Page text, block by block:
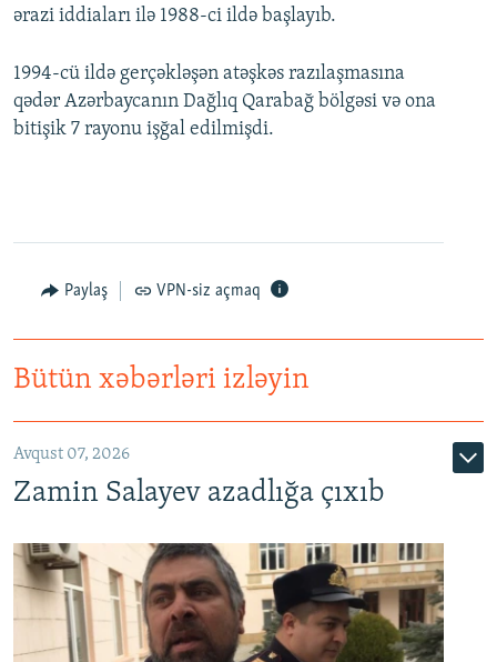
ərazi iddiaları ilə 1988-ci ildə başlayıb.
1994-cü ildə gerçəkləşən atəşkəs razılaşmasına
qədər Azərbaycanın Dağlıq Qarabağ bölgəsi və ona
bitişik 7 rayonu işğal edilmişdi.
Paylaş VPN-siz açmaq
Bütün xəbərləri izləyin
Avqust 07, 2026
Zamin Salayev azadlığa çıxıb